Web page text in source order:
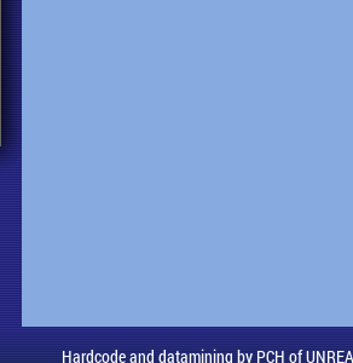
Hardcode and datamining by PCH of